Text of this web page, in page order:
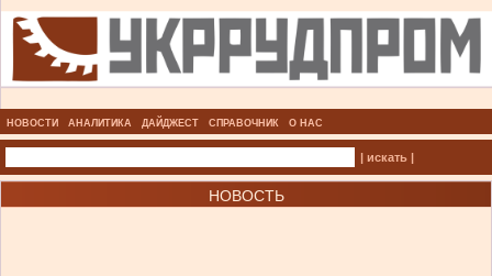
НОВОСТИ АНАЛИТИКА ДАЙДЖЕСТ СПРАВОЧНИК О НАС
| искать |
НОВОСТЬ